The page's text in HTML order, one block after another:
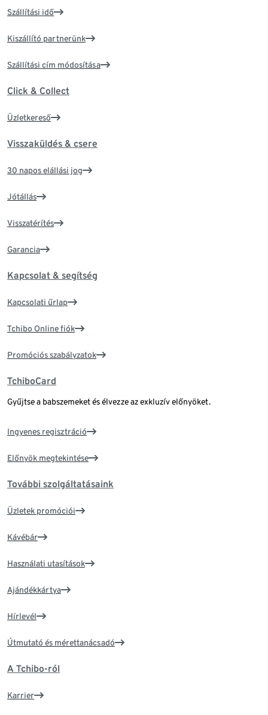
Szállítási idő
Kiszállító partnerünk
Szállítási cím módosítása
Click & Collect
Üzletkereső
Visszaküldés & csere
30 napos elállási jog
Jótállás
Visszatérítés
Garancia
Kapcsolat & segítség
Kapcsolati űrlap
Tchibo Online fiók
Promóciós szabályzatok
TchiboCard
Gyűjtse a babszemeket és élvezze az exkluzív előnyöket.
Ingyenes regisztráció
Előnyök megtekintése
További szolgáltatásaink
Üzletek promóciói
Kávébár
Használati utasítások
Ajándékkártya
Hírlevél
Útmutató és mérettanácsadó
A Tchibo-ról
Karrier